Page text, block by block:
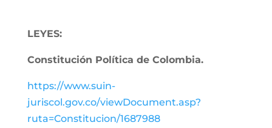
LEYES:
Constitución Política de Colombia.
https://www.suin-
juriscol.gov.co/viewDocument.asp?
ruta=Constitucion/1687988